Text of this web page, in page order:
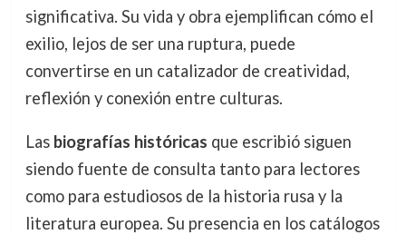
significativa. Su vida y obra ejemplifican cómo el
exilio, lejos de ser una ruptura, puede
convertirse en un catalizador de creatividad,
reflexión y conexión entre culturas.
Las biografías históricas que escribió siguen
siendo fuente de consulta tanto para lectores
como para estudiosos de la historia rusa y la
literatura europea. Su presencia en los catálogos